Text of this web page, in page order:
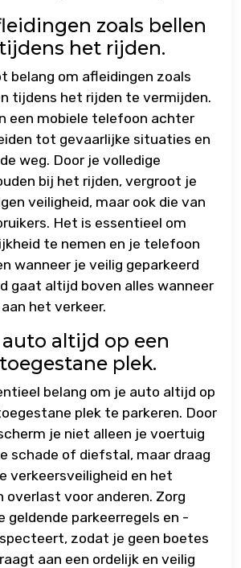
zoals bellen
tijdens het rijden.
belang om afleidingen zoals
tijdens het rijden te vermijden.
een mobiele telefoon achter
tot gevaarlijke situaties en
weg. Door je volledige
bij het rijden, vergroot je
veiligheid, maar ook die van
Het is essentieel om
te nemen en je telefoon
wanneer je veilig geparkeerd
gaat altijd boven alles wanneer
het verkeer.
auto altijd op een
plek.
belang om je auto altijd op
plek te parkeren. Door
je niet alleen je voertuig
schade of diefstal, maar draag
verkeersveiligheid en het
overlast voor anderen. Zorg
geldende parkeerregels en -
zodat je geen boetes
aan een ordelijk en veilig